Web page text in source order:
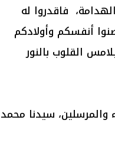
فاقدروا له
أنفسكم وأولادكم
القلوب بالنور
والمرسلين، سيدنا محمد